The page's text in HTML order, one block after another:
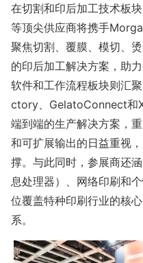
在切割和印后加工技术板
等顶尖供应商将携手
聚焦切割、覆膜、模切、
的印后加工解决方案，助
软件和工作流程板块则汇
ctory、GelatoConnect和
端到端的生产解决方案，
和可扩展输出的日益重视
撑。与此同时，参展商还
息处理器）、网络印刷和
位覆盖特种印刷行业的核
系。